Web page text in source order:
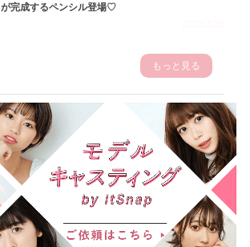
が完成するペンシル登場♡
もっと見る